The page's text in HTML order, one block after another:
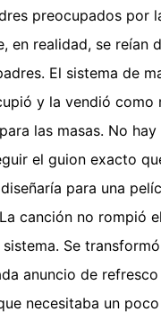
preocupados por
en realidad, se reían
El sistema de
y la vendió como
las masas. No
el guion exacto
para una
canción no rompió
Se
anuncio de
necesitaba un